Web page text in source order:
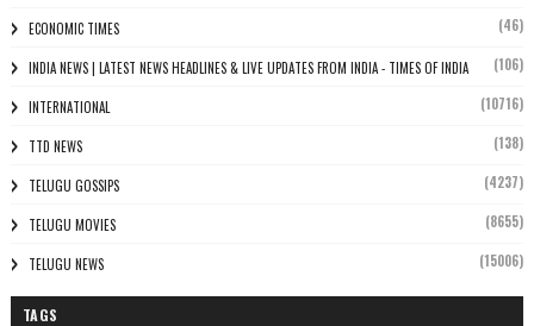
ECONOMIC TIMES (46)
INDIA NEWS | LATEST NEWS HEADLINES & LIVE UPDATES FROM INDIA - TIMES OF INDIA (106)
INTERNATIONAL (10716)
TTD NEWS (138)
TELUGU GOSSIPS (4237)
TELUGU MOVIES (8655)
TELUGU NEWS (15006)
TAGS